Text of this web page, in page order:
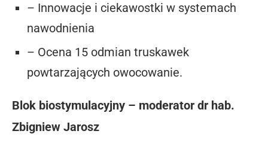
– Innowacje i ciekawostki w systemach
nawodnienia
– Ocena 15 odmian truskawek
powtarzających owocowanie.
Blok biostymulacyjny – moderator dr hab.
Zbigniew Jarosz